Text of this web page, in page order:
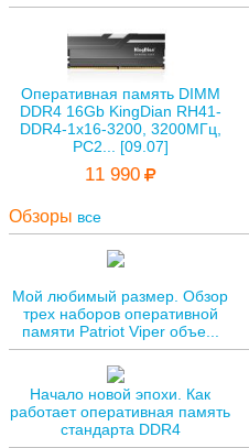
Оперативная память DIMM
DDR4 16Gb KingDian RH41-
DDR4-1х16-3200, 3200МГц,
PC2... [09.07]
11 990
Обзоры все
Мой любимый размер. Обзор
трех наборов оперативной
памяти Patriot Viper объе...
Начало новой эпохи. Как
работает оперативная память
стандарта DDR4